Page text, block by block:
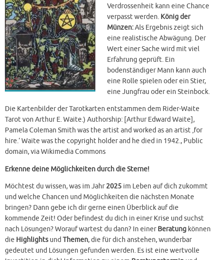
Verdrossenheit kann eine Chance
verpasst werden. König der
Münzen:Als Ergebnis zeigt sich
eine realistische Abwägung. Der
Wert einer Sache wird mit viel
Erfahrung geprüft. Ein
bodenständiger Mann kann auch
eine Rolle spielen oder ein Stier,
eine Jungfrau oder ein Steinbock.
Die Kartenbilder der Tarotkarten entstammen dem Rider-Waite
Tarot von Arthur E. Waite.) Authorship: [Arthur Edward Waite],
Pamela Coleman Smith was the artist and worked as an artist ‚for
hire.‘ Waite was the copyright holder and he died in 1942., Public
domain, via Wikimedia Commons
Erkenne deine Möglichkeiten durch die Sterne!
Möchtest du wissen, was im Jahr2025 im Leben auf dich zukommt
und welche Chancen und Möglichkeiten die nächsten Monate
bringen? Dann gebe ich dir gerne einen Überblick auf die
kommende Zeit! Oder befindest du dich in einer Krise und suchst
nach Lösungen? Worauf wartest du dann? In einerBeratung können
die Highlightsund Themen, die für dich anstehen, wunderbar
gedeutet und Lösungen gefunden werden. Es ist eine wertvolle